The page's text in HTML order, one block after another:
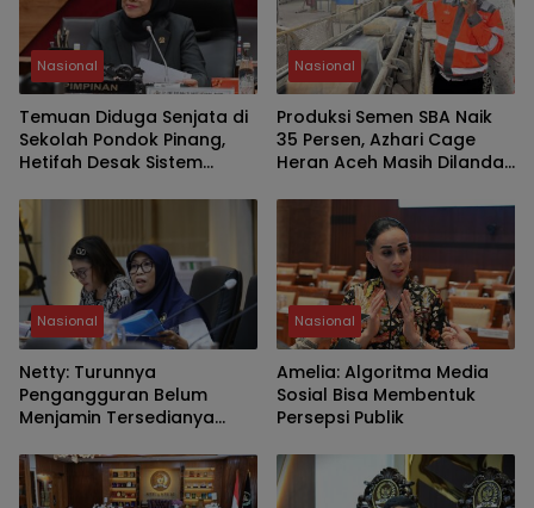
Nasional
Temuan Diduga Senjata di
Sekolah Pondok Pinang,
Hetifah Desak Sistem
Nasional
Produksi Semen SBA Naik
35 Persen, Azhari Cage
Heran Aceh Masih Dilanda
Nasional
Netty: Turunnya
Pengangguran Belum
Menjamin Tersedianya
Nasional
Amelia: Algoritma Media
Sosial Bisa Membentuk
Persepsi Publik